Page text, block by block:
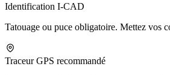
Identification I-CAD
Tatouage ou puce obligatoire. Mettez vos
Traceur GPS recommandé